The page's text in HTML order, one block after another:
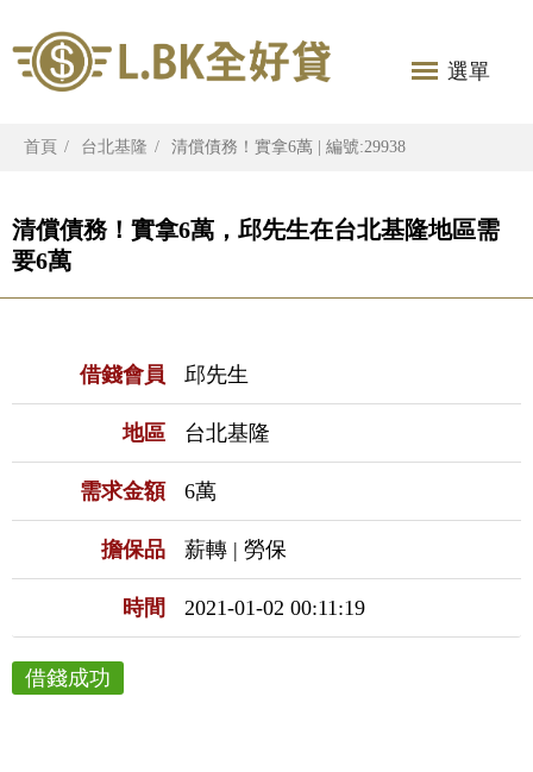
選單
首頁 台北基隆 清償債務！實拿6萬 | 編號:29938
清償債務！實拿6萬，邱先生在台北基隆地區需
要6萬
借錢會員 邱先生
地區 台北基隆
需求金額 6萬
擔保品 薪轉 | 勞保
時間 2021-01-02 00:11:19
借錢成功